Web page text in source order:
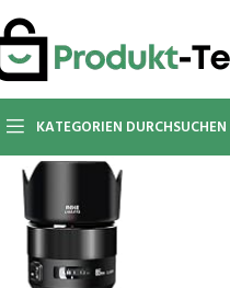
KATEGORIEN DURCHSUCHEN